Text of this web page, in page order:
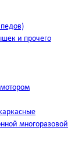
и прочего
многоразовой